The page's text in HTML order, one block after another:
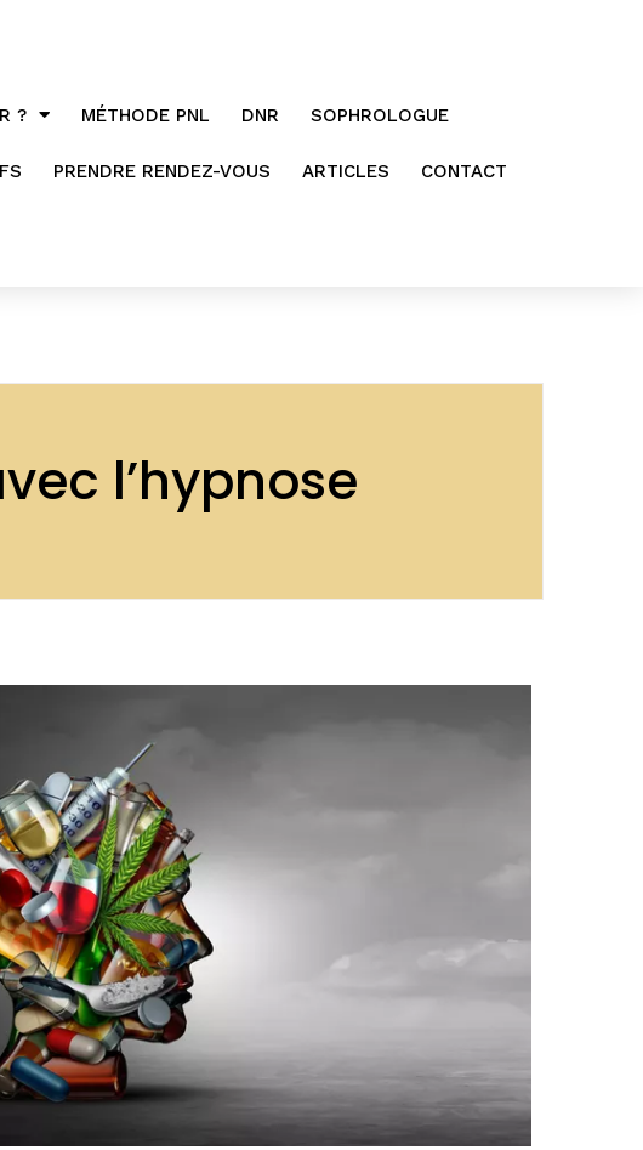
? MÉTHODE PNL DNR SOPHROLOGUE
PRENDRE RENDEZ-VOUS ARTICLES CONTACT
l’hypnose